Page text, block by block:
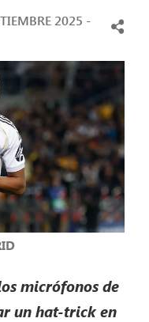
2025 -
micrófonos de
un hat-trick en